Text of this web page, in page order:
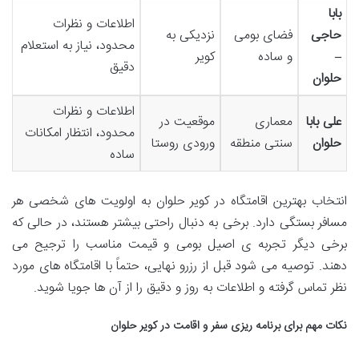
بابا
حاجی
–
حلوان
فضای بومی
و ساده
نزدیکی به
کویر
اطلاعات و نظرات
محدود، نیاز به استعلام
دقیق
علی بابا
حلوان
معماری
سنتی منطقه
موقعیت در
ورودی روستا
اطلاعات و نظرات
محدود، انتظار امکانات
ساده
انتخاب بهترین اقامتگاه در کویر حلوان به اولویت های شخصی هر
مسافر بستگی دارد. برخی به دنبال راحتی بیشتر هستند، در حالی که
برخی دیگر تجربه ی اصیل بومی و قیمت مناسب را ترجیح می
دهند. توصیه می شود قبل از رزرو نهایی، حتماً با اقامتگاه های مورد
نظر تماس گرفته و اطلاعات به روز و دقیق را از آن ها جویا شوید.
نکات مهم برای برنامه ریزی سفر و اقامت در کویر حلوان